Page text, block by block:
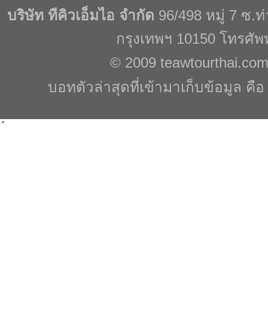
บริษัท ทีคิวเอ็มไอ จำกัด 96/498 หมู่ 7 ซ.
กรุงเทพฯ 10150 โทรศั
© 2009 teawtourthai.com
บอทตัวล่าสุดที่เข้ามาเก็บข้อมูล คือ